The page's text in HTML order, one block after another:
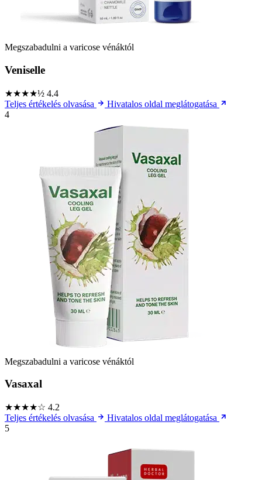
Megszabadulni a varicose vénáktól
Veniselle
★★★★½ 4.4
Teljes értékelés olvasása
Hivatalos oldal meglátogatása
4
Megszabadulni a varicose vénáktól
Vasaxal
★★★★☆ 4.2
Teljes értékelés olvasása
Hivatalos oldal meglátogatása
5